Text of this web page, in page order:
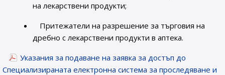
на лекарствени продукти;
Притежатели на разрешение за търговия на
дребно с лекарствени продукти в аптека.
Указания за подаване на заявка за достъп до
Специализираната електронна система за проследяване и